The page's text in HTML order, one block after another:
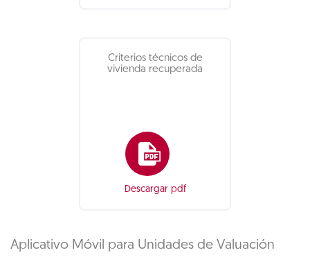
Criterios técnicos de
vivienda recuperada
Descargar pdf
Aplicativo Móvil para Unidades de Valuación